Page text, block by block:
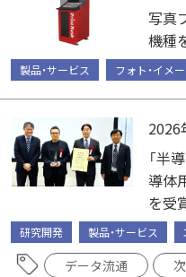
写真
機種
製品・サービス フォト・イメ
2026
「半
導体
を受
研究開発 製品・サービス
データ流通